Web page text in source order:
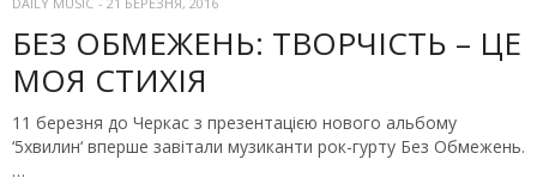
БЕЗ ОБМЕЖЕНЬ: ТВОРЧІСТЬ – ЦЕ
МОЯ СТИХІЯ
11 березня до Черкас з презентацією нового альбому
‘5хвилин‘ вперше завітали музиканти рок-гурту Без Обмежень.
…